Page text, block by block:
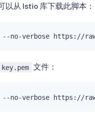
以从 Istio 库下载此脚本：
key.pem 文件：